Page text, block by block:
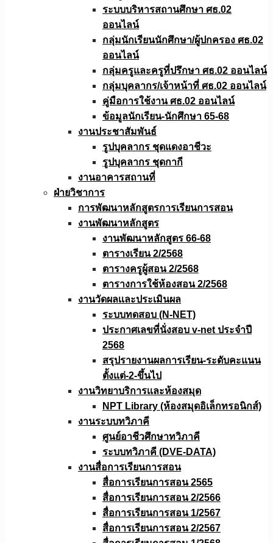
ระบบบริหารสถานศึกษา ศธ.02
ออนไลน์
กลุ่มนักเรียนนักศึกษา/ผู้ปกครอง ศธ.02
ออนไลน์
กลุ่มครูและครูที่ปรึกษา ศธ.02 ออนไลน์
กลุ่มบุคลากร/เจ้าหน้าที่ ศธ.02 ออนไลน์
คู่มือการใช้งาน ศธ.02 ออนไลน์
ข้อมูลนักเรียน-นักศึกษา 65-68
งานประชาสัมพันธ์
รูปบุคลากร ชุดแดงอาชีวะ
รูปบุคลากร ชุดกากี
งานอาคารสถานที่
ฝ่ายวิชาการ
การพัฒนาหลักสูตรการเรียนการสอน
งานพัฒนาหลักสูตร
งานพัฒนาหลักสูตร 66-68
ตารางเรียน 2/2568
ตารางครูผู้สอน 2/2568
ตารางการใช้ห้องสอน 2/2568
งานวัดผลเเละประเมินผล
ระบบทดสอบ (N-NET)
ประกาศเลขที่นั่งสอบ v-net ประจำปี
2568
สรุปรายงานผลการเรียน-ระดับคะแนน
ตั้งแต่-2-ขึ้นไป
งานวิทยาบริการเเละห้องสมุด
NPT Library (ห้องสมุดอิเล็กทรอนิกส์)
งานระบบทวิภาคี
ศูนย์อาชีวศึกษาทวิภาคี
ระบบทวิภาคี (DVE-DATA)
งานสื่อการเรียนการสอน
สื่อการเรียนการสอน 2565
สื่อการเรียนการสอน 2/2566
สื่อการเรียนการสอน 1/2567
สื่อการเรียนการสอน 2/2567